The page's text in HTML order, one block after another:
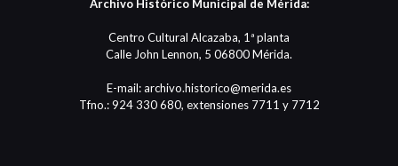
Archivo Histórico Municipal de Mérida:
Centro Cultural Alcazaba, 1ª planta
Calle John Lennon, 5 06800 Mérida.
E-mail: archivo.historico@merida.es
Tfno.: 924 330 680, extensiones 7711 y 7712